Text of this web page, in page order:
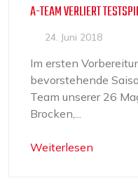
A-TEAM VERLIERT
24. Juni 2018
Im ersten
bevorstehende
Team unserer 26
Brocken,...
Weiterlesen